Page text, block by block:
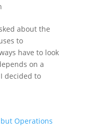
about the
to
have to look
on a
decided to